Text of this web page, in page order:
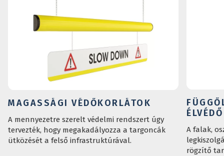
MAGASSÁGI VÉDŐKORLÁTOK
A mennyezetre szerelt védelmi rendszert úgy
tervezték, hogy megakadályozza a targoncák
ütközését a felső infrastruktúrával.
ÉLVÉDŐ
A falak,
rögzítő